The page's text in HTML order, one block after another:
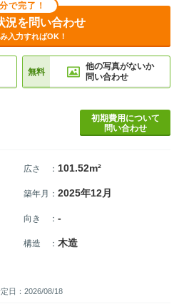
で完了！
況を問い合わせ
入力すればOK！
無料
他の写真がないか
問い合わせ
初期費用について
問い合わせ
広さ ： 101.52m²
築年月 ： 2025年12月
向き ： -
構造 ： 木造
日：2026/08/18